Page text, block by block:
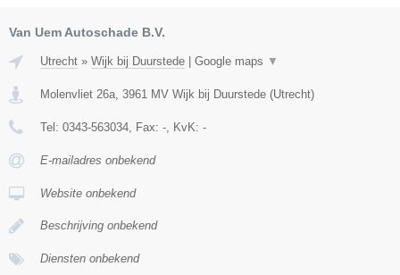
Van Uem Autoschade B.V.
Utrecht » Wijk bij Duurstede Google maps ▼
Molenvliet 26a 3961 MV Wijk bij Duurstede (Utrecht)
Tel: 0343-563034 , Fax: - , KvK: -
E-mailadres onbekend
Website onbekend
Beschrijving onbekend
Diensten onbekend